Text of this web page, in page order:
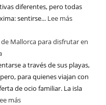
diferentes, pero todas
sentirse... Lee más
Mallorca para disfrutar en
a través de sus playas,
para quienes viajan con
de ocio familiar. La isla
más